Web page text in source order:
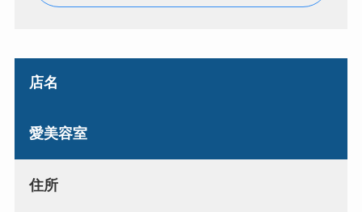
店名
愛美容室
住所